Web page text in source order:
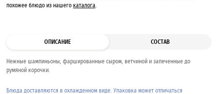
похожее блюдо из нашего каталога
ОПИСАНИЕ СОСТАВ
Нежные шампиньоны, фаршированные сыром, ветчиной и запеченные до
румяной корочки.
Блюда доставляются в охлажденном виде. Упаковка может отличаться